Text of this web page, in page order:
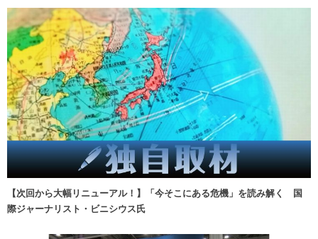
【次回から大幅リニューアル！】「今そこにある危機」を読み解く 国
際ジャーナリスト・ビニシウス氏